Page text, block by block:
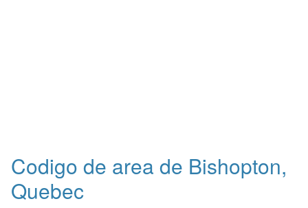
Codigo de area de Bishopton,
Quebec